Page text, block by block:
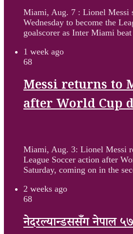
Miami, Aug. 7 : Lionel Messi
Wednesday to become the
goalscorer as Inter Miami
1 week ago
68
Messi returns to
after World Cup
Miami, Aug. 3: Lionel Messi
League Soccer action after
Saturday, coming on in the
2 weeks ago
68
नेदरल्यान्डससँग नेपाल